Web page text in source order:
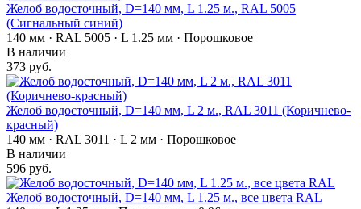
Желоб водосточный, D=140 мм, L 1.25 м., RAL 5005
(Сигнальный синий)
140 мм · RAL 5005 · L 1.25 мм · Порошковое
В наличии
373 руб.
Желоб водосточный, D=140 мм, L 2 м., RAL 3011 (Коричнево-
красный)
140 мм · RAL 3011 · L 2 мм · Порошковое
В наличии
596 руб.
Желоб водосточный, D=140 мм, L 1.25 м., все цвета RAL